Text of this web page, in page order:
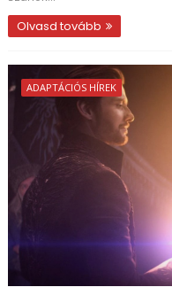
Olvasd tovább
ADAPTÁCIÓS HÍREK